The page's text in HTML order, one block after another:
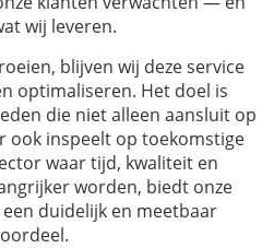
wij leveren.
blijven wij deze service
optimaliseren. Het doel is
die niet alleen aansluit op
ook inspeelt op toekomstige
waar tijd, kwaliteit en
worden, biedt onze
duidelijk en meetbaar